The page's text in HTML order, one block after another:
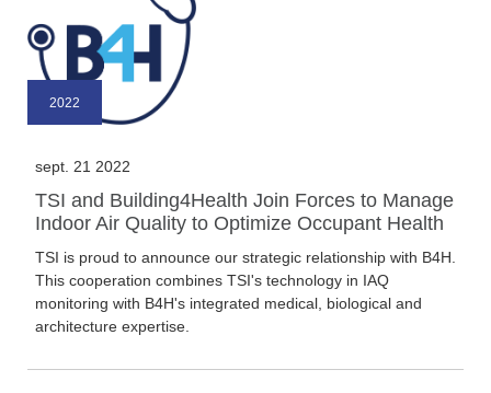
2022
sept. 21 2022
TSI and Building4Health Join Forces to Manage
Indoor Air Quality to Optimize Occupant Health
TSI is proud to announce our strategic relationship with B4H.
This cooperation combines TSI's technology in IAQ
monitoring with B4H's integrated medical, biological and
architecture expertise.